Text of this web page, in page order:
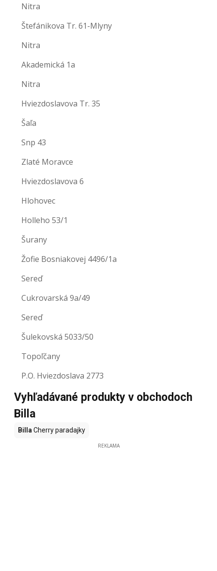
Nitra
Štefánikova Tr. 61-Mlyny
Nitra
Akademická 1a
Nitra
Hviezdoslavova Tr. 35
Šaľa
Snp 43
Zlaté Moravce
Hviezdoslavova 6
Hlohovec
Holleho 53/1
Šurany
Žofie Bosniakovej 4496/1a
Sereď
Cukrovarská 9a/49
Sereď
Šulekovská 5033/50
Topoľčany
P.O. Hviezdoslava 2773
Vyhľadávané produkty v obchodoch
Billa
Billa Cherry paradajky
REKLAMA